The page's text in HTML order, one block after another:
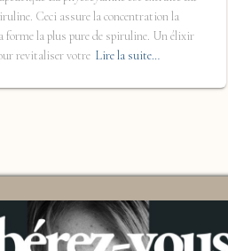
Ceci assure la concentration la
forme la plus pure de spiruline. Un élixir
revitaliser votre Lire la suite…